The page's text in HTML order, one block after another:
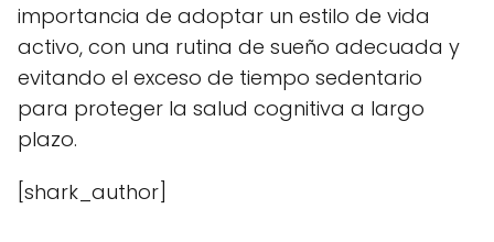
importancia de adoptar un estilo de vida
activo, con una rutina de sueño adecuada y
evitando el exceso de tiempo sedentario
para proteger la salud cognitiva a largo
plazo.
[shark_author]